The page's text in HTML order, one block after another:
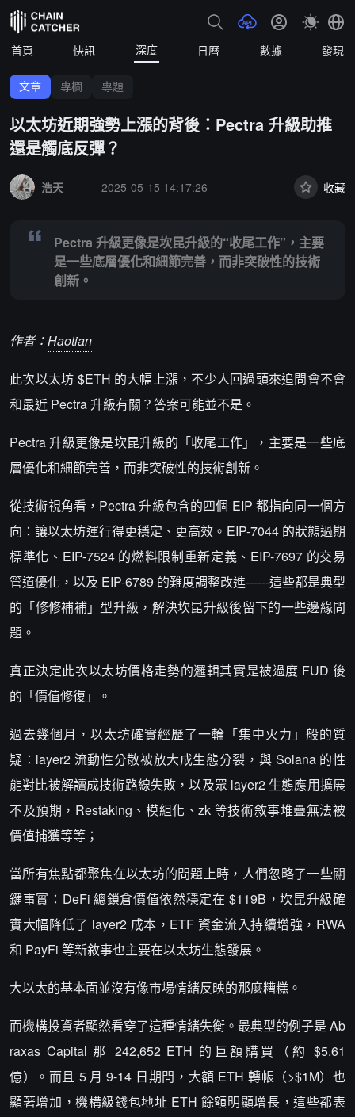
首頁 快訊 深度 日曆 數據 發現
文章 專欄 專題
以太坊近期強勢上漲的背後：Pectra 升級助推
還是觸底反彈？
浩天
2025-05-15 14:17:26 收藏
Pectra 升級更像是坎昆升級的“收尾工作”，主要
是一些底層優化和細節完善，而非突破性的技術
創新。
作者：Haotian
此次以太坊 $ETH 的大幅上漲，不少人回過頭來追問會不會
和最近 Pectra 升級有關？答案可能並不是。
Pectra 升級更像是坎昆升級的「收尾工作」，主要是一些底
層優化和細節完善，而非突破性的技術創新。
從技術視角看，Pectra 升級包含的四個 EIP 都指向同一個方
向：讓以太坊運行得更穩定、更高效。EIP-7044 的狀態過期
標準化、EIP-7524 的燃料限制重新定義、EIP-7697 的交易
管道優化，以及 EIP-6789 的難度調整改進------這些都是典型
的「修修補補」型升級，解決坎昆升級後留下的一些邊緣問
題。
真正決定此次以太坊價格走勢的邏輯其實是被過度 FUD 後
的「價值修復」。
過去幾個月，以太坊確實經歷了一輪「集中火力」般的質
疑：layer2 流動性分散被放大成生態分裂，與 Solana 的性
能對比被解讀成技術路線失敗，以及眾 layer2 生態應用擴展
不及預期，Restaking、模組化、zk 等技術敘事堆疊無法被
價值捕獲等等；
當所有焦點都聚焦在以太坊的問題上時，人們忽略了一些關
鍵事實：DeFi 總鎖倉價值依然穩定在 $119B，坎昆升級確
實大幅降低了 layer2 成本，ETF 資金流入持續增強，RWA
和 PayFi 等新敘事也主要在以太坊生態發展。
大以太的基本面並沒有像市場情緒反映的那麼糟糕。
而機構投資者顯然看穿了這種情緒失衡。最典型的例子是 Ab
raxas Capital 那 242,652 ETH 的巨額購買（約 $5.61
億）。而且 5 月 9-14 日期間，大額 ETH 轉帳（>$1M）也
顯著增加，機構級錢包地址 ETH 餘額明顯增長，這些都表